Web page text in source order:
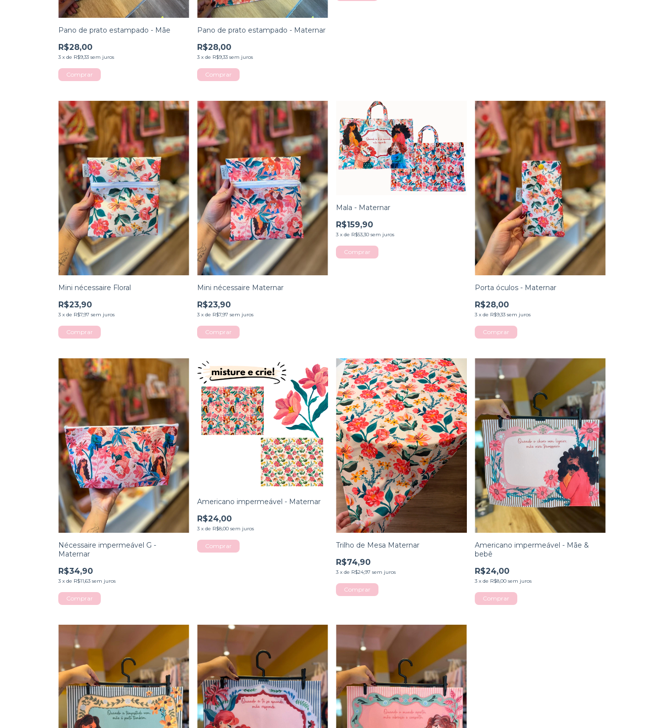
Pano de prato estampado - Mãe
R$28,00
3 x de R$9,33 sem juros
Pano de prato estampado - Maternar
R$28,00
3 x de R$9,33 sem juros
Mini nécessaire Floral
R$23,90
3 x de R$7,97 sem juros
Mini nécessaire Maternar
R$23,90
3 x de R$7,97 sem juros
Mala - Maternar
R$159,90
3 x de R$53,30 sem juros
Porta óculos - Maternar
R$28,00
3 x de R$9,33 sem juros
Nécessaire impermeável G -
Maternar
R$34,90
3 x de R$11,63 sem juros
Americano impermeável - Maternar
R$24,00
3 x de R$8,00 sem juros
Comprar Trilho de Mesa Maternar
R$74,90
3 x de R$24,97 sem juros
Americano impermeável - Mãe &
bebê
R$24,00
3 x de R$8,00 sem juros